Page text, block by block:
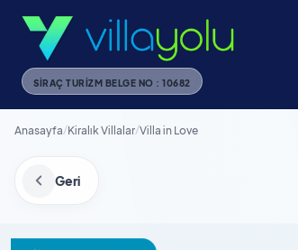
SIRAÇ TURIZM BELGE NO : 10682
Anasayfa/Kiralık Villalar/Villa in Love
Geri